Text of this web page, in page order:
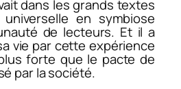
dans les grands textes
en symbiose
de lecteurs. Et il a
vie par cette expérience
forte que le pacte de
par la société.